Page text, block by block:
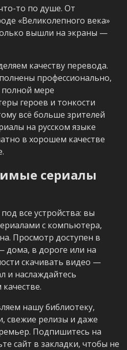
то по душе. От
«Великолепного века»
вышли на экраны —
качеству перевода.
профессионально,
мере
героев и тонкости
всё больше зрителей
на русском языке
в хорошем качестве
сериалы
все устройства: вы
с компьютера,
Просмотр доступен в
дома, в дороге или на
скачивать видео —
и наслаждайтесь
нашу библиотеку,
свежие релизы и даже
Подпишитесь на
сайт в закладки, чтобы не